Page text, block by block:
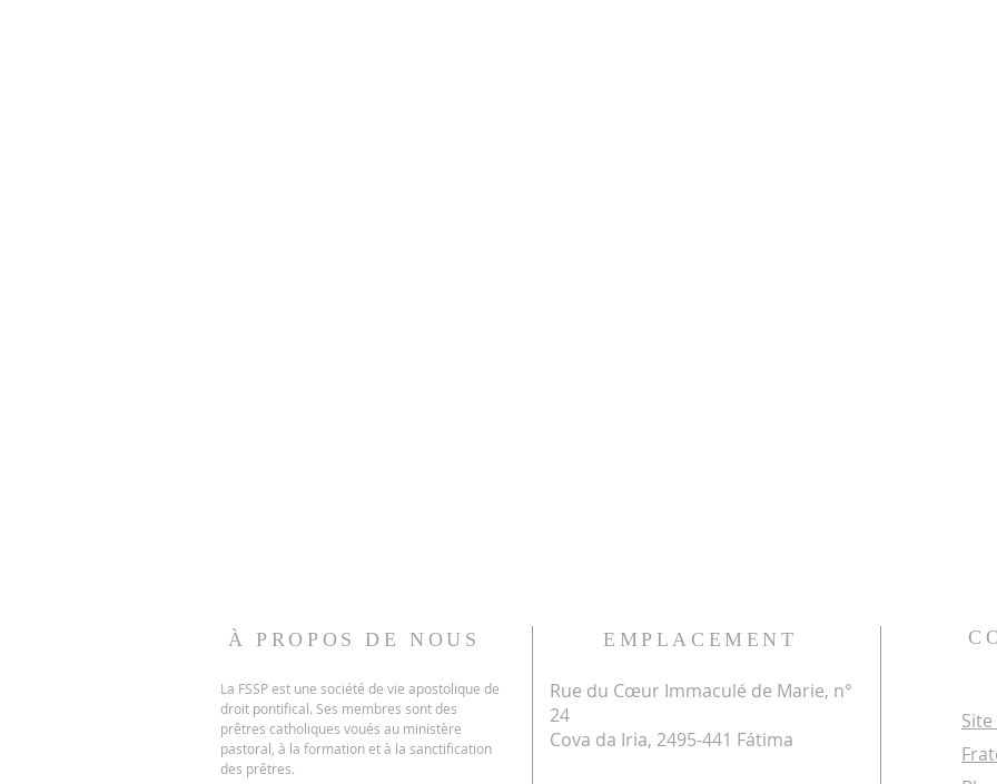
À PROPOS DE NOUS
La FSSP est une société de vie apostolique de
droit pontifical. Ses membres sont des
prêtres catholiques voués au ministère
pastoral, à la formation et à la sanctification
des prêtres.
EMPLACEMENT
Rue du Cœur Immaculé de Marie, n°
24
Cova da Iria, 2495-441 Fátima